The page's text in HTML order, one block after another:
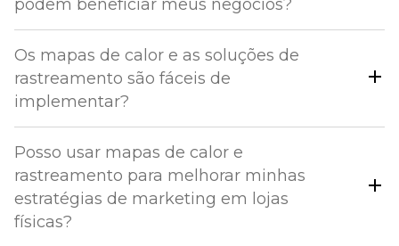
podem beneficiar meus negócios?
Os mapas de calor e as soluções de
rastreamento são fáceis de
implementar?
Posso usar mapas de calor e
rastreamento para melhorar minhas
estratégias de marketing em lojas
físicas?